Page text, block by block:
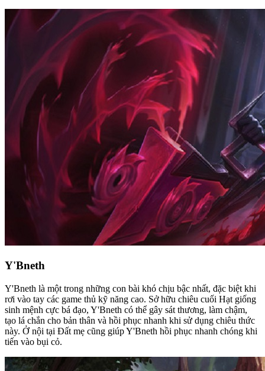
Y'Bneth
Y'Bneth là một trong những con bài khó chịu bậc nhất, đặc biệt khi
rơi vào tay các game thủ kỹ năng cao. Sở hữu chiêu cuối Hạt giống
sinh mệnh cực bá đạo, Y'Bneth có thể gây sát thương, làm chậm,
tạo lá chắn cho bản thân và hồi phục nhanh khi sử dụng chiêu thức
này. Ở nội tại Đất mẹ cũng giúp Y'Bneth hồi phục nhanh chóng khi
tiến vào bụi cỏ.